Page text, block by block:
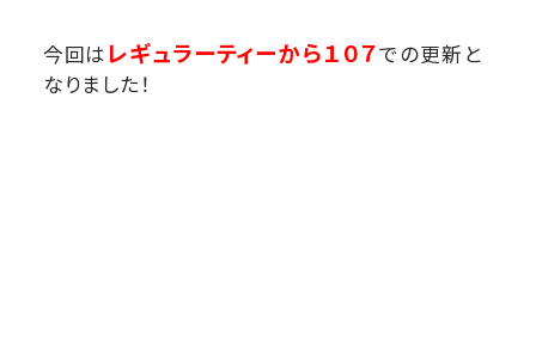
今回はレギュラーティーから１０７での更新と
なりました！